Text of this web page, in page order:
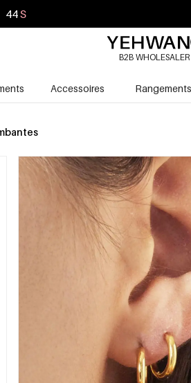
42S
B2B WHOLESALER
Accessoires